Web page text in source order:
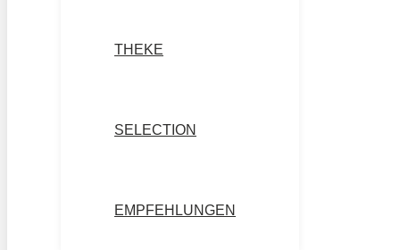
THEKE
SELECTION
EMPFEHLUNGEN